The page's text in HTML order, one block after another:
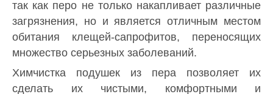
так как перо не только накапливает различные
загрязнения, но и является отличным местом
обитания клещей-сапрофитов, переносящих
множество серьезных заболеваний.
Химчистка подушек из пера позволяет их
сделать их чистыми, комфортными и